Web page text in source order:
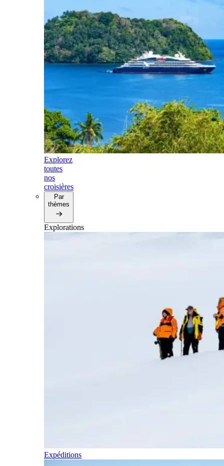
Explorez
toutes
nos
croisières
Par
thèmes
Explorations
Expéditions